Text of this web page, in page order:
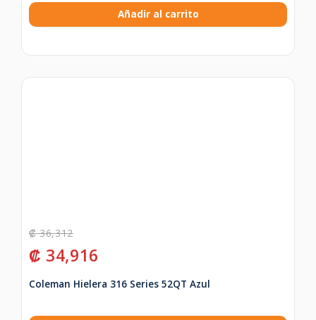
Añadir al carrito
₡36,312
₡ 34,916
Coleman Hielera 316 Series 52QT Azul